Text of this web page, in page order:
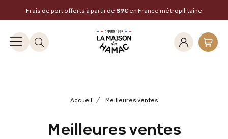
Frais de port offerts à partir de 89€ en France métropilitaine
Accueil Meilleures ventes
Meilleures ventes